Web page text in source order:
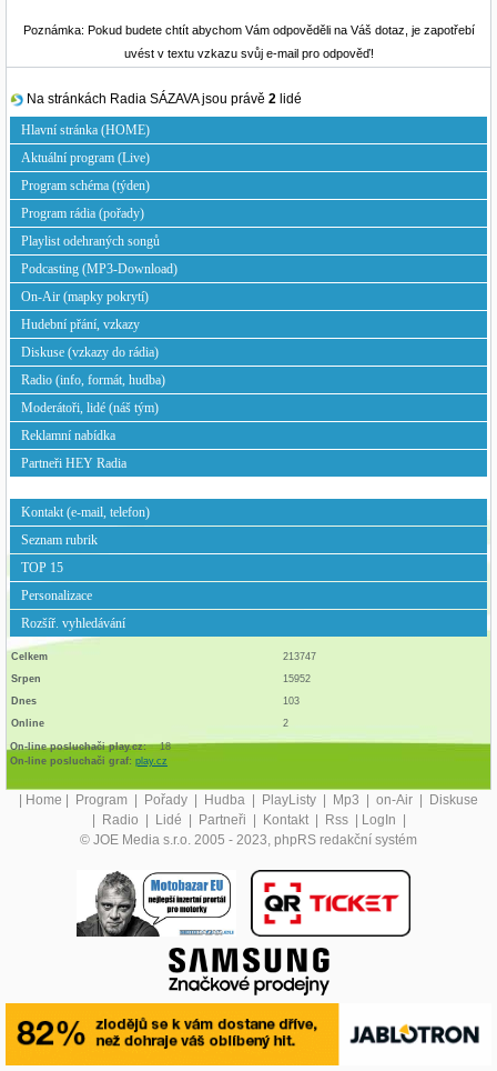
Poznámka: Pokud budete chtít abychom Vám odpověděli na Váš dotaz, je zapotřebí
uvést v textu vzkazu svůj e-mail pro odpověď!
Na stránkách Radia SÁZAVA jsou právě 2 lidé
Hlavní stránka (HOME)
Aktuální program (Live)
Program schéma (týden)
Program rádia (pořady)
Playlist odehraných songů
Podcasting (MP3-Download)
On-Air (mapky pokrytí)
Hudební přání, vzkazy
Diskuse (vzkazy do rádia)
Radio (info, formát, hudba)
Moderátoři, lidé (náš tým)
Reklamní nabídka
Partneři HEY Radia
Kontakt (e-mail, telefon)
Seznam rubrik
TOP 15
Personalizace
Rozšíř. vyhledávání
Celkem
213747
Srpen
15952
Dnes
103
Online
2
On-line posluchači play.cz:
18
On-line posluchači graf: play.cz
| Home | Program | Pořady | Hudba | PlayListy | Mp3 | on-Air | Diskuse
| Radio | Lidé | Partneři | Kontakt | Rss | LogIn |
© JOE Media s.r.o. 2005 - 2023, phpRS redakční systém